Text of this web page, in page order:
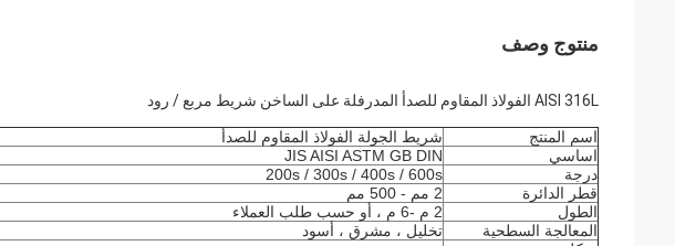
منتوج وصف
AISI 316L الفولاذ المقاوم للصدأ المدرفلة على الساخن شريط مربع / رود
اسم المنتج
شريط الجولة الفولاذ المقاوم للصدأ
اساسي
JIS AISI ASTM GB DIN
درجة
200s / 300s / 400s / 600s
قطر الدائرة
2 مم - 500 مم
الطول
2 م -6 م ، أو حسب طلب العملاء
المعالجة السطحية
تخليل ، مشرق ، أسود